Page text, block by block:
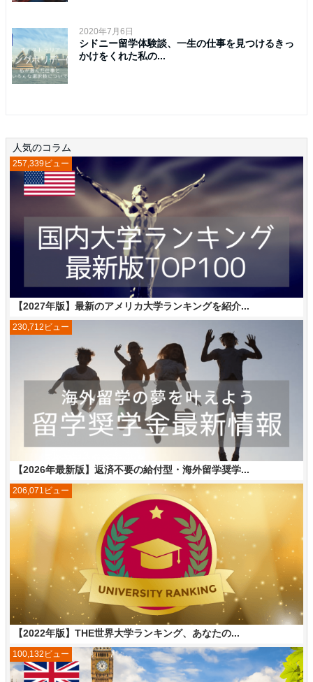
2020年7月6日
シドニー留学体験談、一生の仕事を見つけるきっ
かけをくれた私の...
人気のコラム
【2027年版】最新のアメリカ大学ランキングを紹介...
257,339ビュー
【2026年最新版】返済不要の給付型・海外留学奨学...
230,712ビュー
【2022年版】THE世界大学ランキング、あなたの...
206,071ビュー
100,132ビュー